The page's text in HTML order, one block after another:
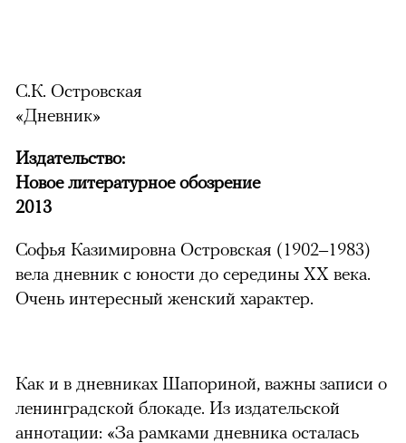
С.К. Островская
«Дневник»
Издательство:
Новое литературное обозрение
2013
Софья Казимировна Островская (1902–1983)
вела дневник с юности до середины XX века.
Очень интересный женский характер.
Как и в дневниках Шапориной, важны записи о
ленинградской блокаде. Из издательской
аннотации: «За рамками дневника осталась